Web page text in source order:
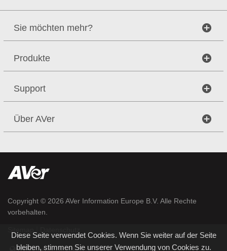
Sie möchten mehr?
Produkte
Support
Über AVer
Copyright © 2026 AVer Information Europe B.V. Alle Rechte
vorbehalten.
Germany / Deutsch
Diese Seite verwendet Cookies. Wenn Sie weiter auf der Seite
bleiben, stimmen Sie unserer Verwendung von Cookies zu.